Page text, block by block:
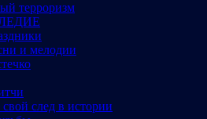
терроризм
и мелодии
след в истории